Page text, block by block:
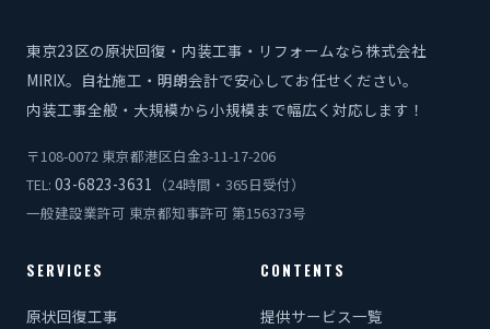
東京23区の原状回復・内装工事・リフォームなら株式会社
MIRIX。自社施工・明朗会計で安心してお任せください。
内装工事全般・大規模から小規模まで幅広く対応します！
〒108-0072 東京都港区白金3-11-17-206
TEL: 03-6823-3631 （24時間・365日受付）
一般建設業許可 東京都知事許可 第156373号
SERVICES
原状回復工事
CONTENTS
提供サービス一覧